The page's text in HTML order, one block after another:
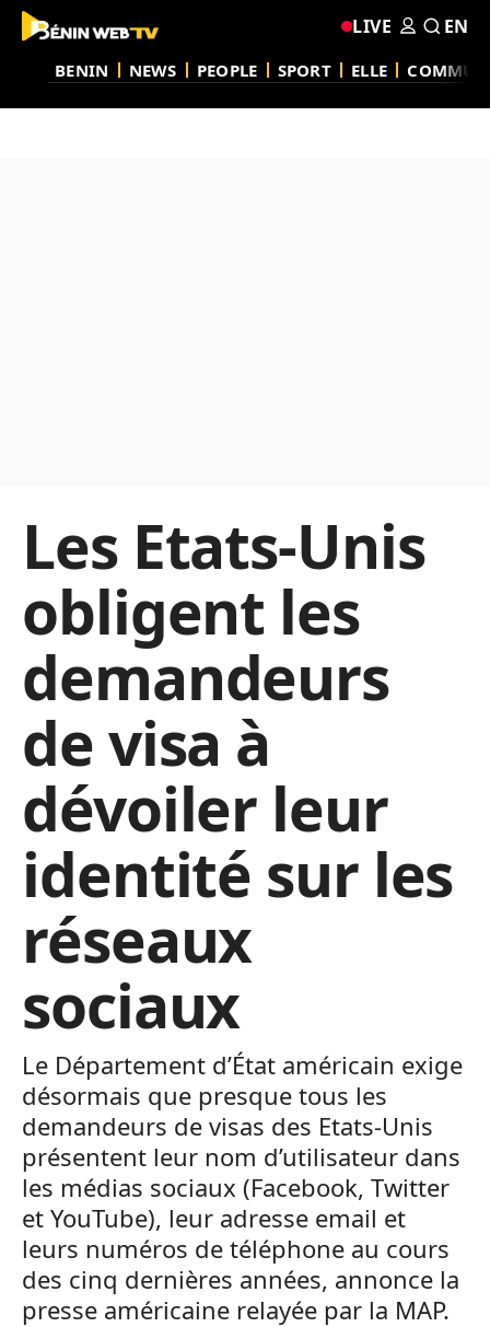
BENIN NEWS PEOPLE SPORT ELLE
LIVE EN
Les Etats-Unis
obligent les
demandeurs
de visa à
dévoiler leur
identité sur les
réseaux
sociaux
Le Département d’État américain exige
désormais que presque tous les
demandeurs de visas des Etats-Unis
présentent leur nom d’utilisateur dans
les médias sociaux (Facebook, Twitter
et YouTube), leur adresse email et
leurs numéros de téléphone au cours
des cinq dernières années, annonce la
presse américaine relayée par la MAP.